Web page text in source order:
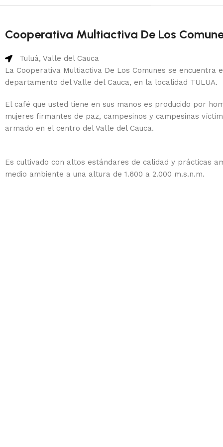
Cooperativa Multiactiva De Los
Tuluá, Valle del Cauca
La Cooperativa Multiactiva De Los Comunes se encuentra
departamento del Valle del Cauca, en la localidad TULUA.
El café que usted tiene en sus manos es producido por
mujeres firmantes de paz, campesinos y campesinas
armado en el centro del Valle del Cauca.
Es cultivado con altos estándares de calidad y prácticas
medio ambiente a una altura de 1.600 a 2.000 m.s.n.m.